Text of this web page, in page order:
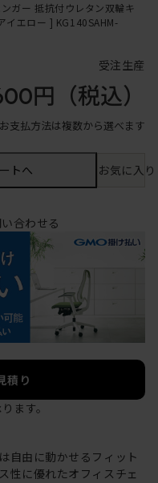
ガー 抵抗付ウレタン双輪キ
イエロー ] KG140SAHM-
受注生産
円 （税込）
お支払方法は複数から選べます
トへ お気に入
合わせる
積り
ます。
自由に動かせるフィット
性に優れたオフィスチェ